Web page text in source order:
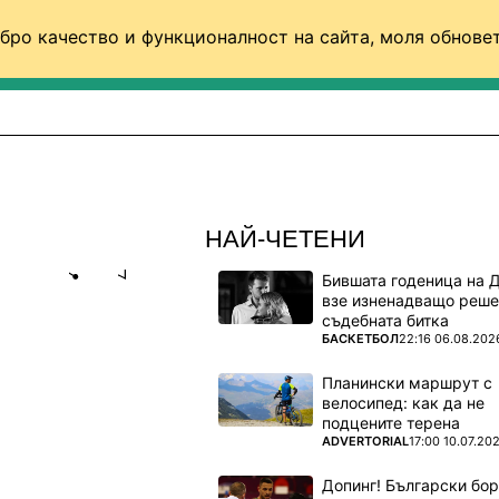
качество и функционалност на сайта, моля
НАЙ-ЧЕТЕНИ
Бившата годеница на
взе изненадващо
съдебната битка
ПОВЕЧЕ ОТ
БАСКЕТБОЛ22:16
Планински маршрут с
велосипед: как да не
подцените терена
ПОВЕЧЕ ОТ
ADVERTORIAL17:00
Допинг! Български